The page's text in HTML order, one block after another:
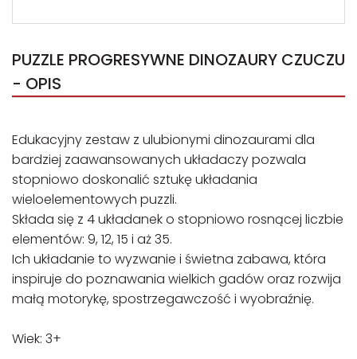
PUZZLE PROGRESYWNE DINOZAURY CZUCZU
- OPIS
Edukacyjny zestaw z ulubionymi dinozaurami dla
bardziej zaawansowanych układaczy pozwala
stopniowo doskonalić sztukę układania
wieloelementowych puzzli.
Składa się z 4 układanek o stopniowo rosnącej liczbie
elementów: 9, 12, 15 i aż 35.
Ich układanie to wyzwanie i świetna zabawa, która
inspiruje do poznawania wielkich gadów oraz rozwija
małą motorykę, spostrzegawczość i wyobraźnię.
Wiek: 3+